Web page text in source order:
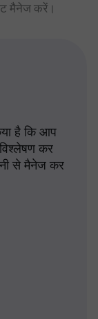
मैनेज करें।
है कि आप
कर
से मैनेज कर